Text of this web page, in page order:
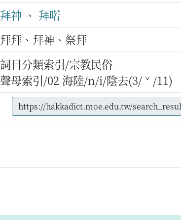
拜神 、 拜喏
拜拜、拜神、祭拜
詞目分類索引/宗教民俗
聲母索引/02 海陸/n/i/陰去(3/ˇ/11)